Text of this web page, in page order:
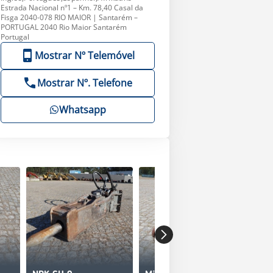
Estrada Nacional nº1 – Km. 78,40 Casal da
Fisga 2040-078 RIO MAIOR | Santarém –
PORTUGAL 2040 Rio Maior Santarém
Portugal
Mostrar Nº Telemóvel
Mostrar Nº. Telefone
Whatsapp